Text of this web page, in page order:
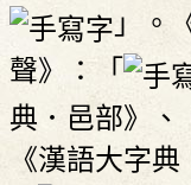
」。
聲》：「
典．邑部》、
《漢語大字